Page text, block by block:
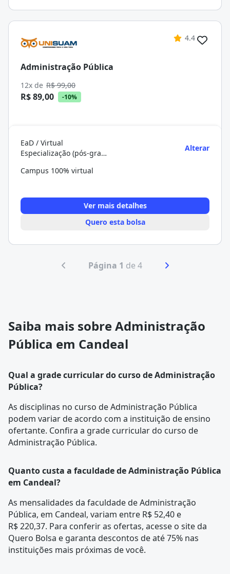
4.4
Administração Pública
12x de R$ 99,00
R$ 89,00 -10%
EaD / Virtual
Especialização (pós-graduação)
Alterar
Campus 100% virtual
Ver mais detalhes
Quero esta bolsa
Página 1 de 4
Saiba mais sobre Administração
Pública em Candeal
Qual a grade curricular do curso de Administração
Pública?
As disciplinas no curso de Administração Pública
podem variar de acordo com a instituição de ensino
ofertante. Confira a grade curriculardo curso de
Administração Pública.
Quanto custa a faculdade de Administração Pública
em Candeal?
As mensalidades da faculdade de Administração
Pública, em Candeal, variam entre R$ 52,40 e
R$ 220,37. Para conferir as ofertas, acesse o site da
Quero Bolsa e garanta descontos de até 75% nas
instituições mais próximas de você.